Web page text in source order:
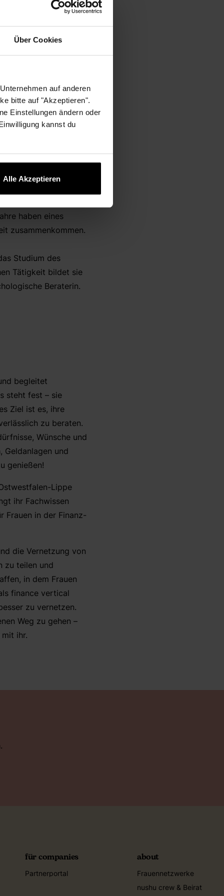
Über Cookies
auf anderen
bitte auf "Akzeptieren".
Einstellungen ändern oder
kannst du
Alle Akzeptieren
Laufbahn
auf zwei Filialen
Haltung und
haben eines
zusammenkommen.
Studium des
Tätigkeit bildet sie
Beraterin.
begleitet
steht fest – sie
Ziel ist es, ihre
zu beraten.
Wünsche und
Geldanlagen und
genießen!
Lippe
ihr Fachwissen
Frauen in der Finanz-
die Vernetzung von
zu teilen und
in dem Frauen
finance vertical
zu vernetzen.
Weg zu gehen –
ihr.
für companies
Partnerportal
about
Frauennetzwerke
nushu crew & Beirat